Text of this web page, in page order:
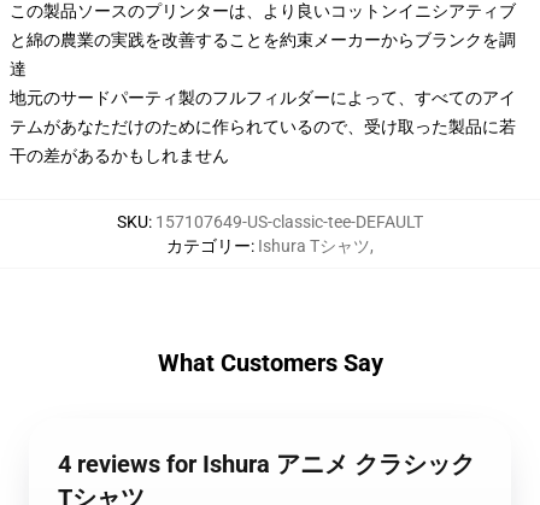
この製品ソースのプリンターは、より良いコットンイニシアティブ
と綿の農業の実践を改善することを約束メーカーからブランクを調
達
地元のサードパーティ製のフルフィルダーによって、すべてのアイ
テムがあなただけのために作られているので、受け取った製品に若
干の差があるかもしれません
SKU: 157107649-US-classic-tee-DEFAULT
カテゴリー: Ishura Tシャツ,
What Customers Say
4 reviews for Ishura アニメ クラシック
Tシャツ